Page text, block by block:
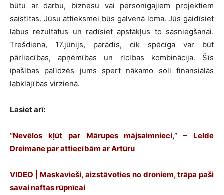
būtu ar darbu, biznesu vai personīgajiem projektiem
saistītas. Jūsu attieksmei būs galvenā loma. Jūs gaidīsiet
labus rezultātus un radīsiet apstākļus to sasniegšanai.
Trešdiena, 17.jūnijs, parādīs, cik spēcīga var būt
pārliecības, apņēmības un rīcības kombinācija. Šīs
īpašības palīdzēs jums spert nākamo soli finansiālās
labklājības virzienā.
Lasiet arī:
“Nevēlos kļūt par Mārupes mājsaimnieci,” – Lelde
Dreimane par attiecībām ar Artūru
VIDEO | Maskavieši, aizstāvoties no droniem, trāpa paši
savai naftas rūpnīcai